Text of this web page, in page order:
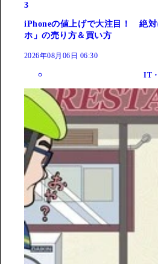
3
iPhoneの値上げで大注目！ 絶対
ホ」の売り方＆買い方
2026年08月06日 06:30
IT